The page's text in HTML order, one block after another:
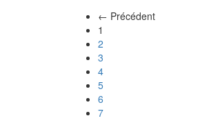
← Précédent
1
2
3
4
5
6
7